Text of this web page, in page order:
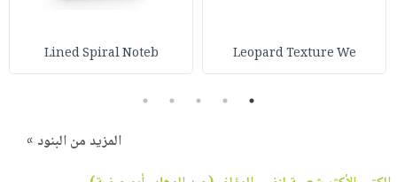
Leopard Texture We
Lined Spiral Noteb
1
2
3
4
5
المزيد من البنود »